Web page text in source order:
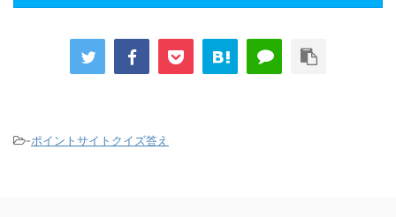
-ポイントサイトクイズ答え